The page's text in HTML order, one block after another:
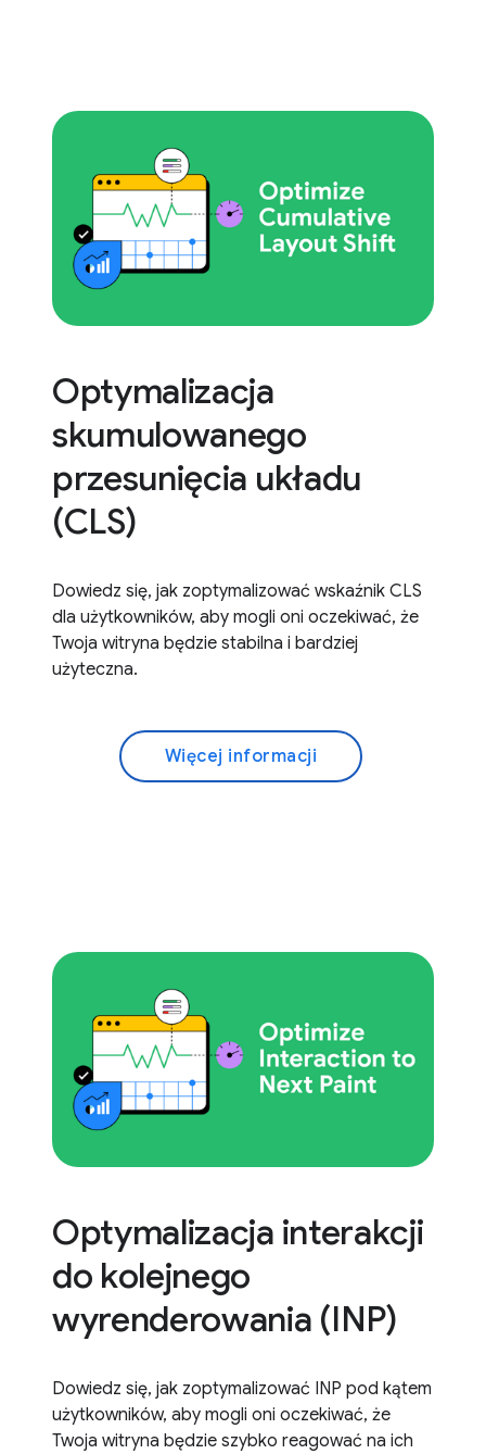
Optymalizacja
skumulowanego
przesunięcia układu
(CLS)
Dowiedz się, jak zoptymalizować wskaźnik CLS
dla użytkowników, aby mogli oni oczekiwać, że
Twoja witryna będzie stabilna i bardziej
użyteczna.
Więcej informacji
Optymalizacja interakcji
do kolejnego
wyrenderowania (INP)
Dowiedz się, jak zoptymalizować INP pod kątem
użytkowników, aby mogli oni oczekiwać, że
Twoja witryna będzie szybko reagować na ich